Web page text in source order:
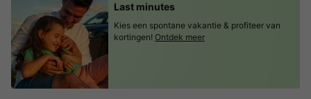
Last minutes
Kies een spontane vakantie & profiteer van
kortingen! Ontdek meer